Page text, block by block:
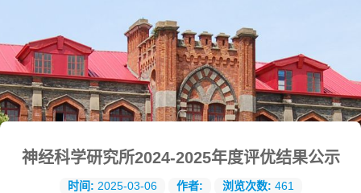
神经科学研究所2024-2025年度评优结果公示
时间: 2025-03-06 作者: 浏览次数: 461